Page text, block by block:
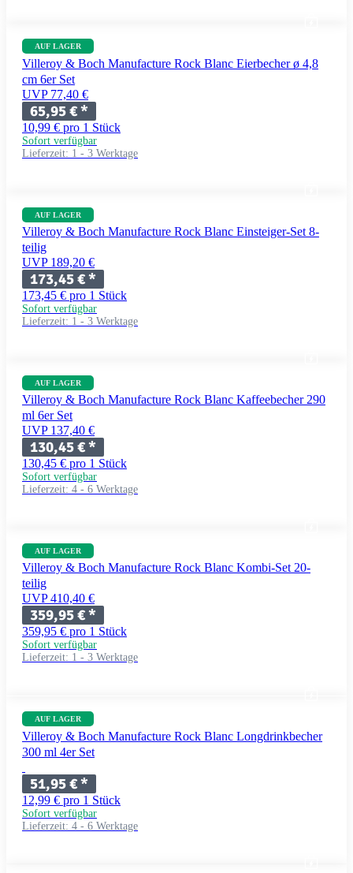
AUF LAGER
Villeroy & Boch Manufacture Rock Blanc Eierbecher ø 4,8
cm 6er Set
UVP 77,40 €
65,95 €*
10,99 € pro 1 Stück
Sofort verfügbar
Lieferzeit: 1 - 3 Werktage
AUF LAGER
Villeroy & Boch Manufacture Rock Blanc Einsteiger-Set 8-
teilig
UVP 189,20 €
173,45 €*
173,45 € pro 1 Stück
Sofort verfügbar
Lieferzeit: 1 - 3 Werktage
AUF LAGER
Villeroy & Boch Manufacture Rock Blanc Kaffeebecher 290
ml 6er Set
UVP 137,40 €
130,45 €*
130,45 € pro 1 Stück
Sofort verfügbar
Lieferzeit: 4 - 6 Werktage
AUF LAGER
Villeroy & Boch Manufacture Rock Blanc Kombi-Set 20-
teilig
UVP 410,40 €
359,95 €*
359,95 € pro 1 Stück
Sofort verfügbar
Lieferzeit: 1 - 3 Werktage
AUF LAGER
Villeroy & Boch Manufacture Rock Blanc Longdrinkbecher
300 ml 4er Set
51,95 €*
12,99 € pro 1 Stück
Sofort verfügbar
Lieferzeit: 4 - 6 Werktage